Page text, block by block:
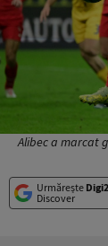
Alibec a marcat
Urmărește
Discover